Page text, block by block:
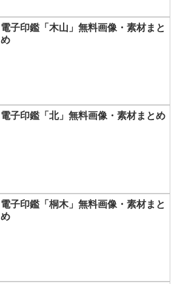
電子印鑑「木山」無料画像・素材まと
め
電子印鑑「北」無料画像・素材まとめ
電子印鑑「桐木」無料画像・素材まと
め